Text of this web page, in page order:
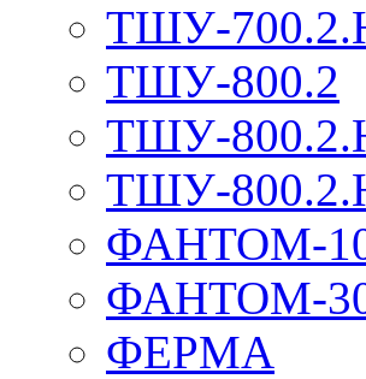
ТШУ-
ТШУ-800.2
ТШУ-
ТШУ-
ФАНТОМ-
ФАНТОМ-
ФЕРМА